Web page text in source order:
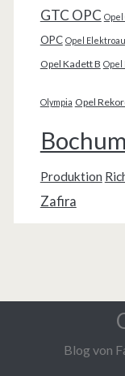
GTC OPC Opel
OPC Opel
Opel Kadett B Opel
Olympia Opel
Bochum
Produktion
Zafira
Blog von